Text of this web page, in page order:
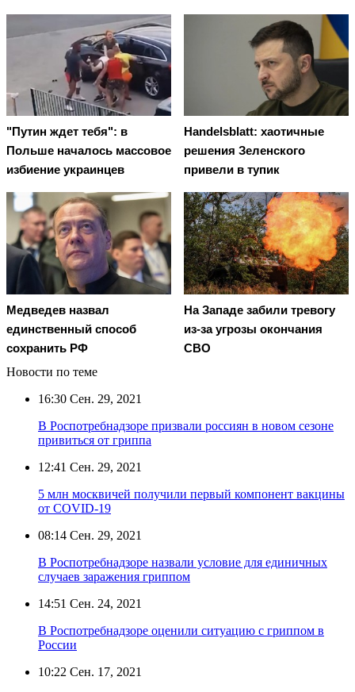
"Путин ждет тебя": в
Польше началось массовое
избиение украинцев
Handelsblatt: хаотичные
решения Зеленского
привели в тупик
Медведев назвал
единственный способ
сохранить РФ
На Западе забили тревогу
из-за угрозы окончания
СВО
Новости по теме
16:30 Сен. 29, 2021
В Роспотребнадзоре призвали россиян в новом сезоне
привиться от гриппа
12:41 Сен. 29, 2021
5 млн москвичей получили первый компонент вакцины
от COVID-19
08:14 Сен. 29, 2021
В Роспотребнадзоре назвали условие для единичных
случаев заражения гриппом
14:51 Сен. 24, 2021
В Роспотребнадзоре оценили ситуацию с гриппом в
России
10:22 Сен. 17, 2021